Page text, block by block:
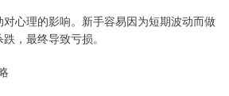
心理的影响。新手容易因为短期波动而做
，最终导致亏损。